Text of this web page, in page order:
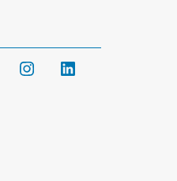
YouTube Instagram